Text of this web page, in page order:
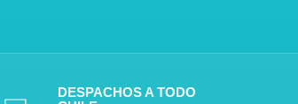
DESPACHOS A TODO